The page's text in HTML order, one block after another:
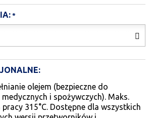
olejem (bezpieczne do
i spożywczych). Maks.
315°C. Dostępne dla wszystkich